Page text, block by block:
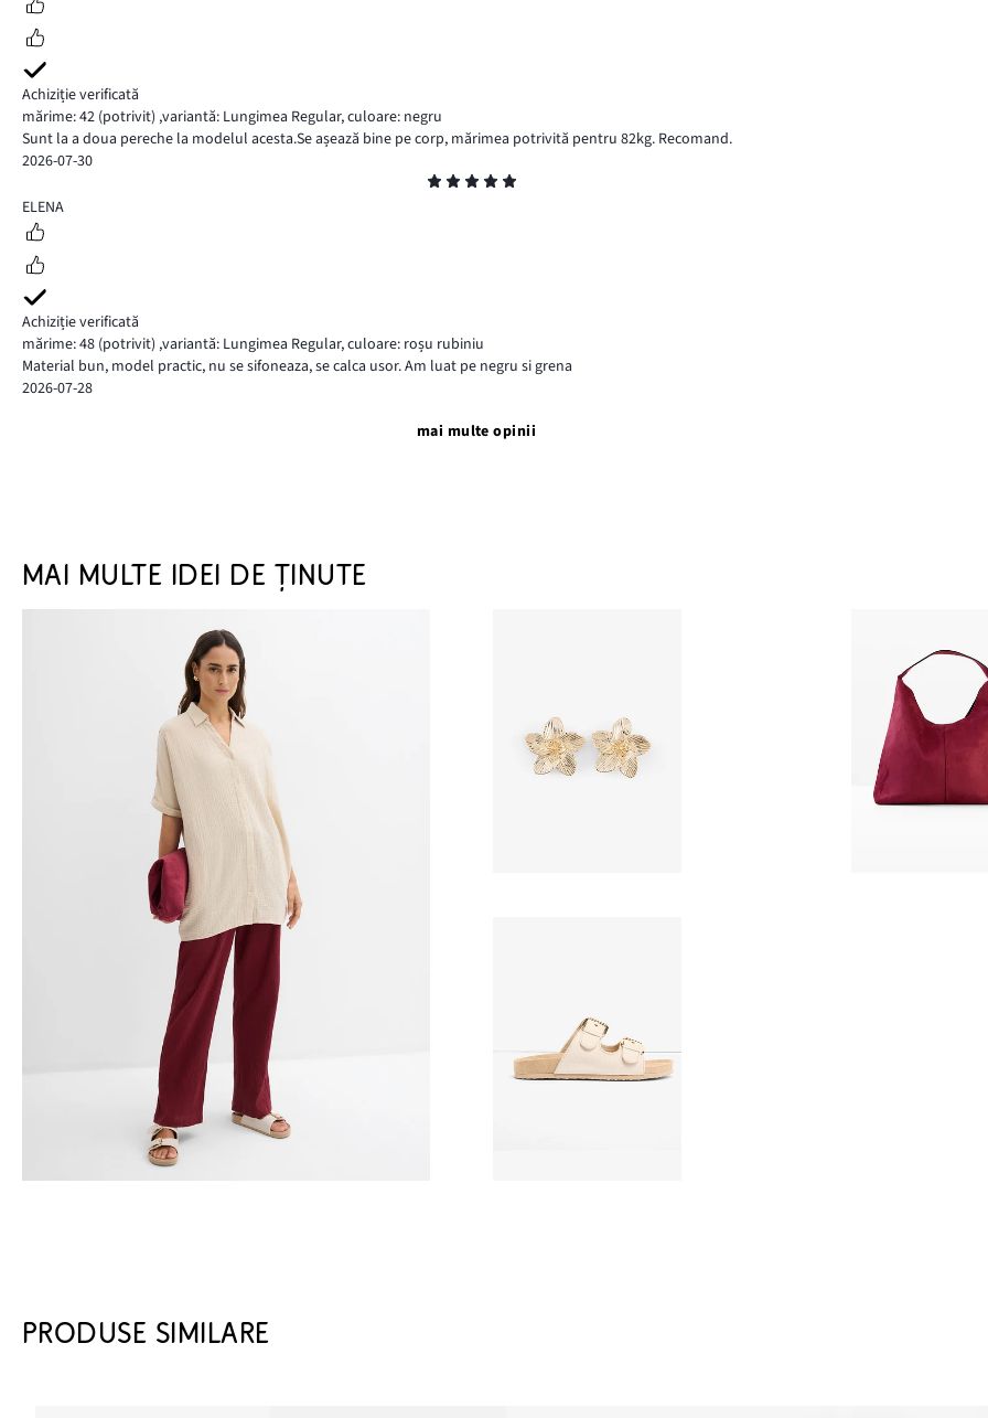
Achiziție verificată
mărime: 42 (potrivit) ,variantă: Lungimea Regular,culoare: negru
Sunt la a doua pereche la modelul acesta.Se așează bine pe corp, mărimea potrivită pentru 82kg. Recomand.
2026-07-30
5
ELENA
Achiziție verificată
mărime: 48 (potrivit) ,variantă: Lungimea Regular,culoare: roșu rubiniu
Material bun, model practic, nu se sifoneaza, se calca usor. Am luat pe negru si grena
2026-07-28
mai multe opinii
MAI MULTE IDEI DE ȚINUTE
PRODUSE SIMILARE